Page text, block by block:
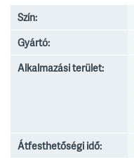
Szín:
Gyártó:
Alkalmazási terület:
Átfesthetőségi idő: